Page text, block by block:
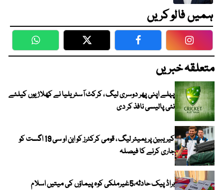
ہمیں فالو کریں
WhatsApp Twitter Facebook
متعلقہ خبریں
پہلے اپنی پھر دوسری لیگ ، کرکٹ آسٹریلیا نے کھلاڑیوں کیلئے
نئی پالیسی نافذ کر دی
کیریبین پریمیئر لیگ ، قومی کرکٹرز کو این او سی 19 اگست کو
جاری کرنے کا فیصلہ
براڈ پیک حادثہ،5غیرملکی کوہ پیماؤں کی میتیں اسلام